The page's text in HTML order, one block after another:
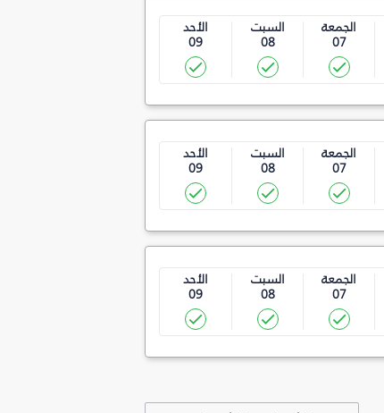
الجمعة
07
السبت
08
الأحد
09
الجمعة
07
السبت
08
الأحد
09
الجمعة
07
السبت
08
الأحد
09